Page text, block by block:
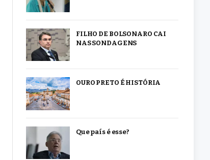
FILHO DE BOLSONARO CAI
NAS SONDAGENS
OURO PRETO É HISTÓRIA
Que país é esse?